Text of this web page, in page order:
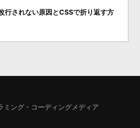
されない原因とCSSで折り返す方
ミング・コーディングメディア